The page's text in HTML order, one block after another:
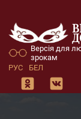
Версія для
зрокам
РУС
БЕЛ